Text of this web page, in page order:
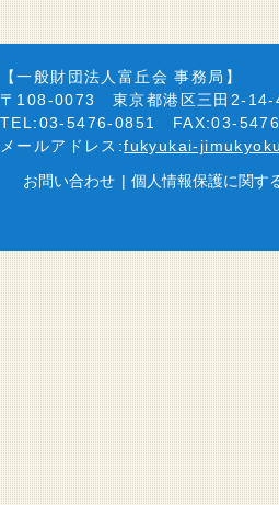
【一般財団法人富丘会 事務局】
〒108-0073 東京都港区三田2-14-
TEL:03-5476-0851 FAX:03-
メールアドレス:fukyukai-
お問い合わせ | 個人情報保護に関す